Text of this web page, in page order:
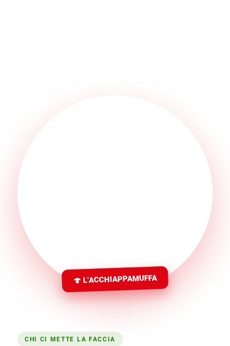
🍄 L’ACCHIAPPAMUFFA
CHI CI METTE LA FACCIA